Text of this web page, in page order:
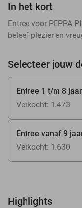
In het kort
Entree voor PEPPA
beleef plezier en
Selecteer jouw
Entree 1 t/m 8 jaar
Verkocht: 1.473
Entree vanaf 9
Verkocht: 1.630
Highlights